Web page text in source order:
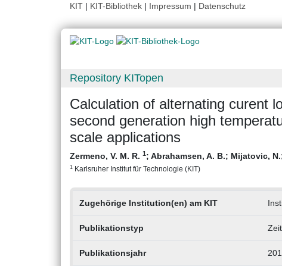
KIT | KIT-Bibliothek | Impressum | Datenschutz
Repository KITopen
Calculation of alternating curent
second generation high
scale applications
Zermeno, V. M. R. 1; Abrahamsen, A. B.; Mijatovic, N.
1 Karlsruher Institut für Technologie (KIT)
Zugehörige Institution(en) am KIT
Publikationstyp
Publikationsjahr